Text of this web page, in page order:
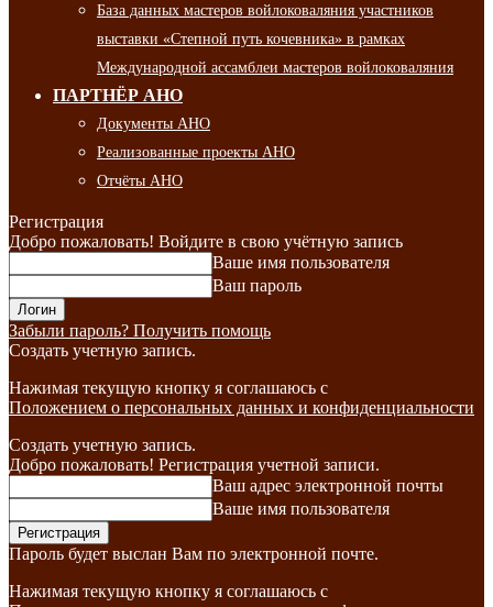
База данных мастеров войлоковаляния участников
выставки «Степной путь кочевника» в рамках
Международной ассамблеи мастеров войлоковаляния
ПАРТНЁР АНО
Документы АНО
Реализованные проекты АНО
Отчёты АНО
Регистрация
Добро пожаловать! Войдите в свою учётную запись
Ваше имя пользователя
Ваш пароль
Забыли пароль? Получить помощь
Создать учетную запись.
Нажимая текущую кнопку я соглашаюсь с
Положением о персональных данных и конфиденциальности
Создать учетную запись.
Добро пожаловать! Регистрация учетной записи.
Ваш адрес электронной почты
Ваше имя пользователя
Пароль будет выслан Вам по электронной почте.
Нажимая текущую кнопку я соглашаюсь с